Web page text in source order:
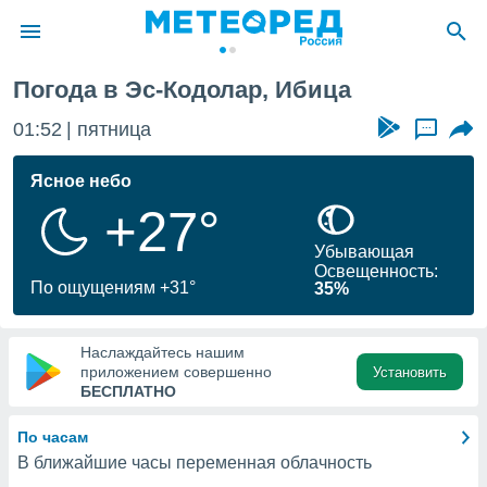
о
Вы можете
к этому
доступ
Погода в Эс-Кодолар, Ибица
01:52 пятница ...
Ясное небо
+27°
По ощущениям +31°
Убывающая
Освещенность:
35%
Наслаждайтесь нашим
приложением совершенно
БЕСПЛАТНО
Установить
По часам
В ближайшие часы переменная облачность